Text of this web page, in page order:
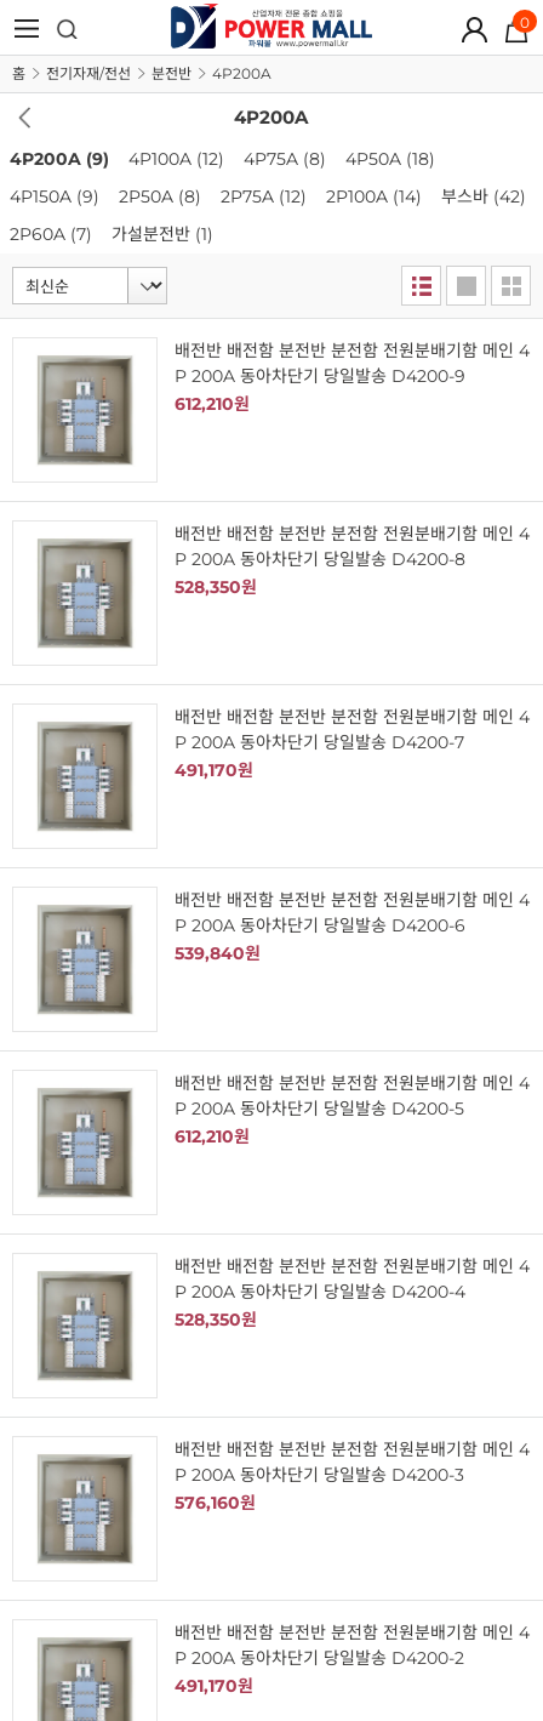
0
홈 전기자재/전선 분전반 4P200A
4P200A
4P200A (9) 4P100A (12) 4P75A (8) 4P50A (18)
4P150A (9) 2P50A (8) 2P75A (12) 2P100A (14) 부스바 (42)
2P60A (7) 가설분전반 (1)
배전반 배전함 분전반 분전함 전원분배기함 메인 4
P 200A 동아차단기 당일발송 D4200-9
612,210원
배전반 배전함 분전반 분전함 전원분배기함 메인 4
P 200A 동아차단기 당일발송 D4200-8
528,350원
배전반 배전함 분전반 분전함 전원분배기함 메인 4
P 200A 동아차단기 당일발송 D4200-7
491,170원
배전반 배전함 분전반 분전함 전원분배기함 메인 4
P 200A 동아차단기 당일발송 D4200-6
539,840원
배전반 배전함 분전반 분전함 전원분배기함 메인 4
P 200A 동아차단기 당일발송 D4200-5
612,210원
배전반 배전함 분전반 분전함 전원분배기함 메인 4
P 200A 동아차단기 당일발송 D4200-4
528,350원
배전반 배전함 분전반 분전함 전원분배기함 메인 4
P 200A 동아차단기 당일발송 D4200-3
576,160원
배전반 배전함 분전반 분전함 전원분배기함 메인 4
P 200A 동아차단기 당일발송 D4200-2
491,170원